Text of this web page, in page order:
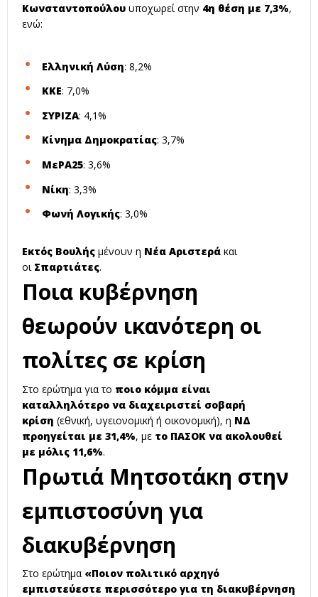
Κωνσταντοπούλου υποχωρεί στην 4η θέση με 7,3%,
ενώ:
Ελληνική Λύση: 8,2%
ΚΚΕ: 7,0%
ΣΥΡΙΖΑ: 4,1%
Κίνημα Δημοκρατίας: 3,7%
ΜεΡΑ25: 3,6%
Νίκη: 3,3%
Φωνή Λογικής: 3,0%
Εκτός Βουλής μένουν η Νέα Αριστερά και
οι Σπαρτιάτες.
Ποια κυβέρνηση
θεωρούν ικανότερη οι
πολίτες σε κρίση
Στο ερώτημα για το ποιο κόμμα είναι
καταλληλότερο να διαχειριστεί σοβαρή
κρίση (εθνική, υγειονομική ή οικονομική), η ΝΔ
προηγείται με 31,4%, με το ΠΑΣΟΚ να ακολουθεί
με μόλις 11,6%.
Πρωτιά Μητσοτάκη στην
εμπιστοσύνη για
διακυβέρνηση
Στο ερώτημα «Ποιον πολιτικό αρχηγό
εμπιστεύεστε περισσότερο για τη διακυβέρνηση